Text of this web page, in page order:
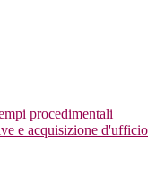
procedimentali
e acquisizione d'ufficio